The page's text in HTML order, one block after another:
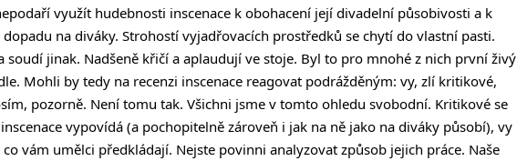
využít hudebnosti inscenace k obohacení její divadelní působivosti a k
na diváky. Strohostí vyjadřovacích prostředků se chytí do vlastní pasti.
soudí jinak. Nadšeně křičí a aplaudují ve stoje. Byl to pro mnohé z nich první živý
Mohli by tedy na recenzi inscenace reagovat podrážděným: vy, zlí kritikové,
pozorně. Není tomu tak. Všichni jsme v tomto ohledu svobodní. Kritikové se
vypovídá (a pochopitelně zároveň i jak na ně jako na diváky působí), vy
vám umělci předkládají. Nejste povinni analyzovat způsob jejich práce. Naše